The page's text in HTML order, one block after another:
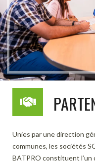
Unies par une direction
communes, les sociétés
BATPRO constituent l’un